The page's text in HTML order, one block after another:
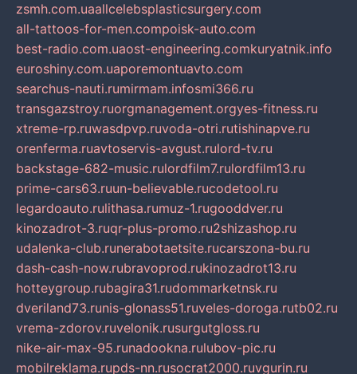
zsmh.com.uaallcelebsplasticsurgery.com
all-tattoos-for-men.compoisk-auto.com
best-radio.com.uaost-engineering.comkuryatnik.info
euroshiny.com.uaporemontuavto.com
searchus-nauti.rumirmam.infosmi366.ru
transgazstroy.ruorgmanagement.orgyes-fitness.ru
xtreme-rp.ruwasdpvp.ruvoda-otri.rutishinapve.ru
orenferma.ruavtoservis-avgust.rulord-tv.ru
backstage-682-music.rulordfilm7.rulordfilm13.ru
prime-cars63.ruun-believable.rucodetool.ru
legardoauto.rulithasa.rumuz-1.rugooddver.ru
kinozadrot-3.ruqr-plus-promo.ru2shizashop.ru
udalenka-club.runerabotaetsite.rucarszona-bu.ru
dash-cash-now.rubravoprod.rukinozadrot13.ru
hotteygroup.rubagira31.rudommarketnsk.ru
dveriland73.runis-glonass51.ruveles-doroga.rutb02.ru
vrema-zdorov.ruvelonik.rusurgutgloss.ru
nike-air-max-95.runadookna.rulubov-pic.ru
mobilreklama.rupds-nn.rusocrat2000.ruvgurin.ru